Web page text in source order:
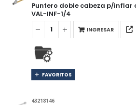
Puntero doble cabeza p/inflar
VAL-INF-1/4
INGRESAR
FAVORITOS
43218146